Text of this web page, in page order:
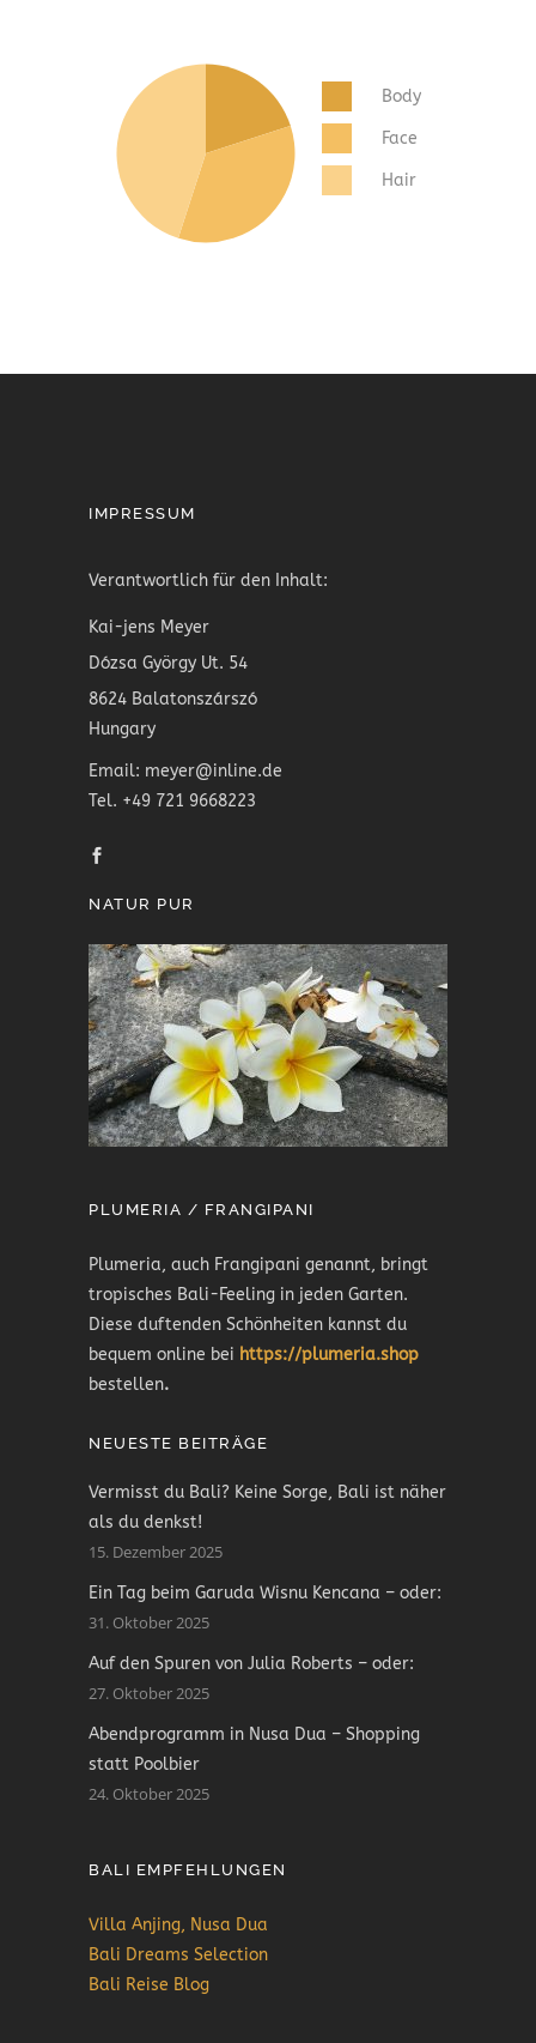
Body
Face
Hair
IMPRESSUM
Verantwortlich für den Inhalt:
Kai-jens Meyer
Dózsa György Ut. 54
8624 Balatonszárszó
Hungary
Email: meyer@inline.de
Tel. +49 721 9668223
NATUR PUR
PLUMERIA / FRANGIPANI
Plumeria, auch Frangipani genannt, bringt
tropisches Bali-Feeling in jeden Garten.
Diese duftenden Schönheiten kannst du
bequem online bei https://plumeria.shop
bestellen.
NEUESTE BEITRÄGE
Vermisst du Bali? Keine Sorge, Bali ist näher
als du denkst!
15. Dezember 2025
Ein Tag beim Garuda Wisnu Kencana – oder:
31. Oktober 2025
Auf den Spuren von Julia Roberts – oder:
27. Oktober 2025
Abendprogramm in Nusa Dua – Shopping
statt Poolbier
24. Oktober 2025
BALI EMPFEHLUNGEN
Villa Anjing, Nusa Dua
Bali Dreams Selection
Bali Reise Blog